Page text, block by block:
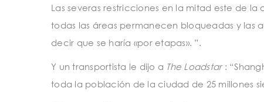
Las severas restricciones en la mitad este de
todas las áreas permanecen bloqueadas y las
decir que se haría «por etapas». ”.
Y un transportista le dijo a The Loadstar:
toda la población de la ciudad de 25 millones